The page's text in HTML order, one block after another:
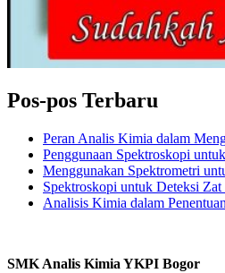
Pos-pos Terbaru
Peran Analis Kimia dalam
Penggunaan Spektroskopi
Menggunakan Spektrometri
Spektroskopi untuk Deteksi
Analisis Kimia dalam
SMK Analis Kimia YKPI Bogor